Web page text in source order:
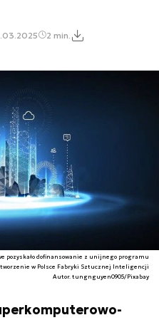
2 min.
pozyskało dofinansowanie z unijnego programu
w Polsce Fabryki Sztucznej Inteligencji
Autor. tungnguyen0905/Pixabay